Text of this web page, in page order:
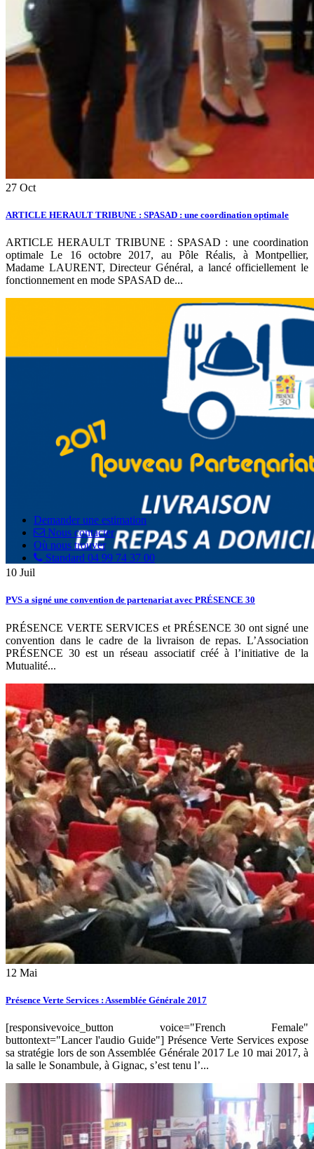
27 Oct
ARTICLE HERAULT TRIBUNE : SPASAD : une coordination optimale
ARTICLE HERAULT TRIBUNE : SPASAD : une coordination
optimale Le 16 octobre 2017, au Pôle Réalis, à Montpellier,
Madame LAURENT, Directeur Général, a lancé officiellement le
fonctionnement en mode SPASAD de...
10 Juil
PVS a signé une convention de partenariat avec PRÉSENCE 30
PRÉSENCE VERTE SERVICES et PRÉSENCE 30 ont signé une
convention dans le cadre de la livraison de repas. L’Association
PRÉSENCE 30 est un réseau associatif créé à l’initiative de la
Mutualité...
12 Mai
Présence Verte Services : Assemblée Générale 2017
[responsivevoice_button voice="French Female"
buttontext="Lancer l'audio Guide"] Présence Verte Services expose
sa stratégie lors de son Assemblée Générale 2017 Le 10 mai 2017, à
la salle le Sonambule, à Gignac, s’est tenu l’...
Demander une estimation
Nous contacter
Où nous trouver
Standard 04 99 74 37 00